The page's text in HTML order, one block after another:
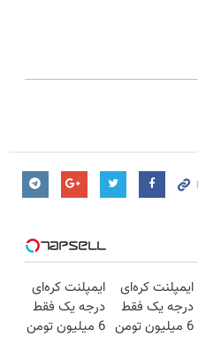
ایمپلنت کره‌ای
درجه یک فقط
6 میلیون تومن
ایمپلنت کره‌ای
درجه یک فقط
6 میلیون تومن